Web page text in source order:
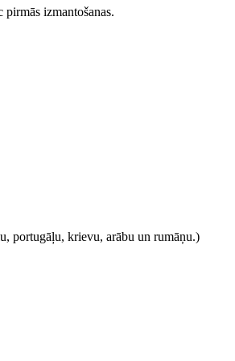
pirmās izmantošanas.
portugāļu, krievu, arābu un rumāņu.)